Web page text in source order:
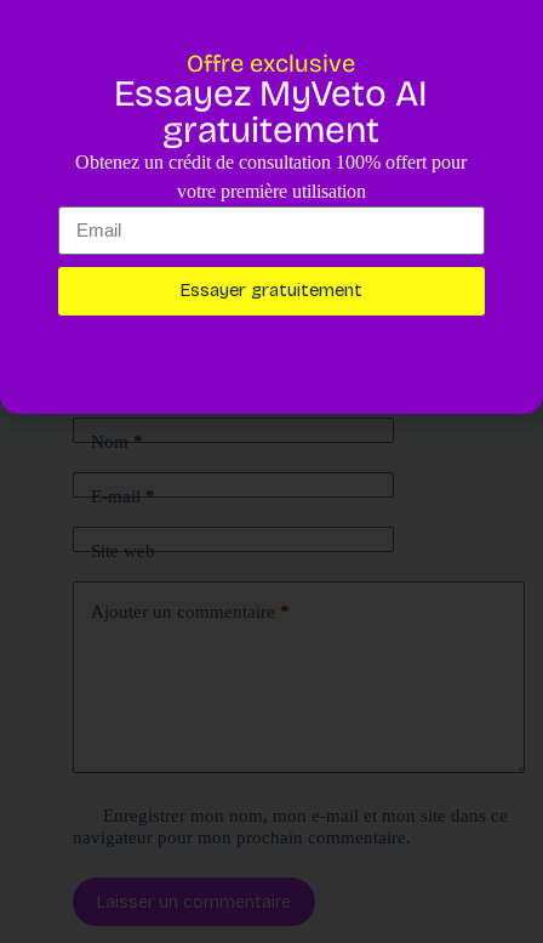
Nom*
E-mail*
Site web
Ajouter un commentaire *
Enregistrer mon nom, mon e-mail et mon site dans ce
navigateur pour mon prochain commentaire.
Laisser un commentaire
Offre exclusive
Essayez MyVeto AI
gratuitement
Obtenez un crédit de consultation 100% offert pour
votre première utilisation
Essayer gratuitement